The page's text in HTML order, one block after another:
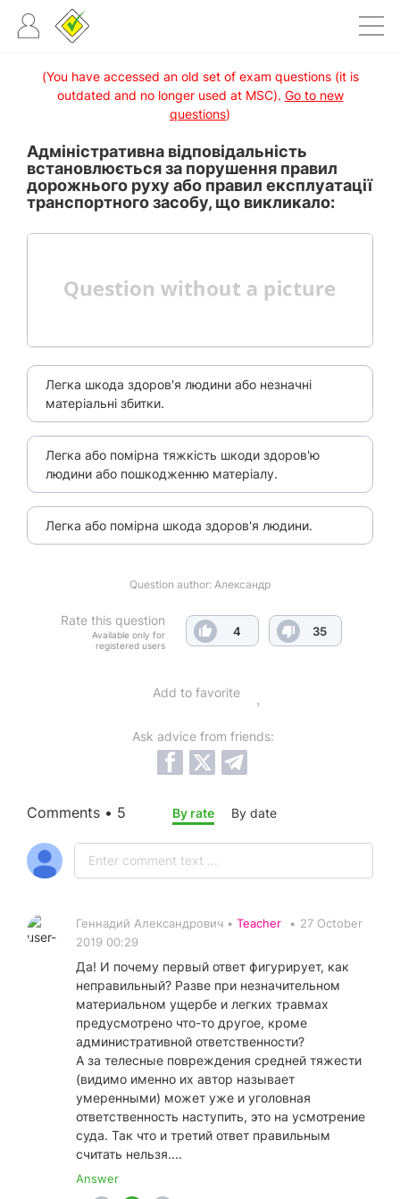
(You have accessed an old set of exam questions (it is
outdated and no longer used at MSC). Go to new
questions)
Адміністративна відповідальність
встановлюється за порушення правил
дорожнього руху або правил експлуатації
транспортного засобу, що викликало:
Легка шкода здоров'я людини або незначні
матеріальні збитки.
Легка або помірна тяжкість шкоди здоров'ю
людини або пошкодженню матеріалу.
Легка або помірна шкода здоров'я людини.
Question author: Александр
Rate this question
Available only for
registered users
4 35
Add to favorite
Ask advice from friends:
Comments • 5 By rate By date
Геннадий Александрович • Teacher • 27 October
2019 00:29
Да! И почему первый ответ фигурирует, как
неправильный? Разве при незначительном
материальном ущербе и легких травмах
предусмотрено что-то другое, кроме
административной ответственности?
А за телесные повреждения средней тяжести
(видимо именно их автор называет
умеренными) может уже и уголовная
ответственность наступить, это на усмотрение
суда. Так что и третий ответ правильным
считать нельзя....
Answer